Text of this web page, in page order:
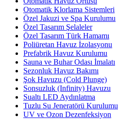
Otomatik Klorlama Sistemleri
Özel Jakuzi ve Spa Kurulumu
Özel Tasarım Şelaleler
Özel Tasarım Türk Hamamı
Poliüretan Havuz İzolasyonu
Prefabrik Havuz Kurulumu
Sauna ve Buhar Odası İmalatı
Sezonluk Havuz Bakımı
Şok Havuzu (Cold Plunge)
Sonsuzluk (Infinity) Havuzu
Sualtı LED Aydınlatma
Tuzlu Su Jeneratörü Kurulumu
UV ve Ozon Dezenfeksiyon